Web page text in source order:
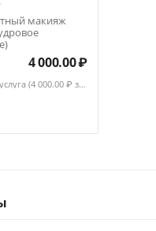
макияж
4 000.00₽
(4 000.00 ₽ за услуга)